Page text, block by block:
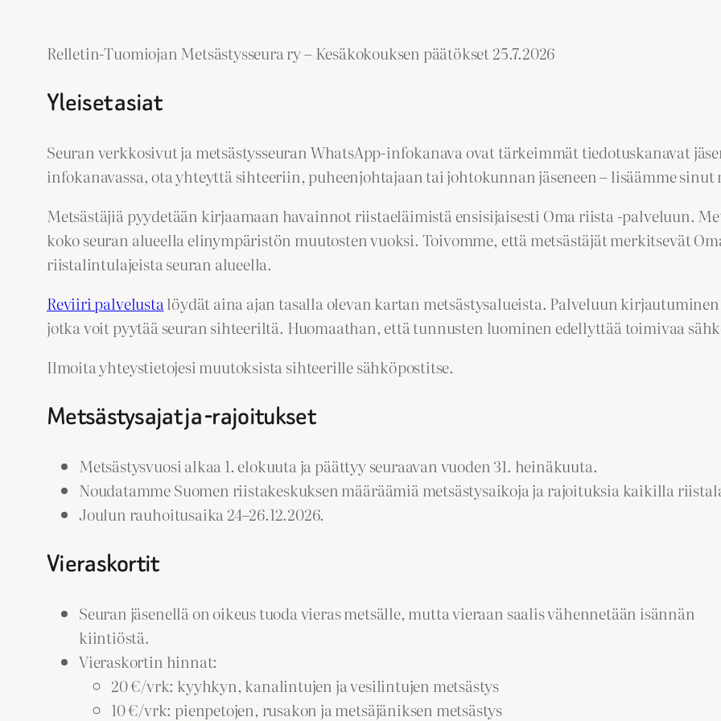
Relletin-Tuomiojan Metsästysseura ry – Kesäkokouksen päätökset 25.7.2026
Yleiset asiat
Seuran verkkosivut ja metsästysseuran WhatsApp-infokanava ovat tärkeimmät tiedotuskanavat
infokanavassa, ota yhteyttä sihteeriin, puheenjohtajaan tai johtokunnan jäseneen – lisäämme sinut
Metsästäjiä pyydetään kirjaamaan havainnot riistaeläimistä ensisijaisesti Oma riista -palveluun.
koko seuran alueella elinympäristön muutosten vuoksi. Toivomme, että metsästäjät merkitsevät
riistalintulajeista seuran alueella.
Reviiri palvelustalöydät aina ajan tasalla olevan kartan metsästysalueista. Palveluun
jotka voit pyytää seuran sihteeriltä. Huomaathan, että tunnusten luominen edellyttää toimivaa
Ilmoita yhteystietojesi muutoksista sihteerille sähköpostitse.
Metsästysajat ja -rajoitukset
Metsästysvuosi alkaa 1. elokuuta ja päättyy seuraavan vuoden 31. heinäkuuta.
Noudatamme Suomen riistakeskuksen määräämiä metsästysaikoja ja rajoituksia kaikilla
Joulun rauhoitusaika 24–26.12.2026.
Vieraskortit
Seuran jäsenellä on oikeus tuoda vieras metsälle, mutta vieraan saalis vähennetään isännän
kiintiöstä.
Vieraskortin hinnat:
20 €/vrk: kyyhkyn, kanalintujen ja vesilintujen metsästys
10 €/vrk: pienpetojen, rusakon ja metsäjäniksen metsästys